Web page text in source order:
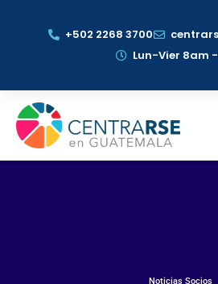
+502 2268 3700
Lun-Vier 8am
Noticias Socios